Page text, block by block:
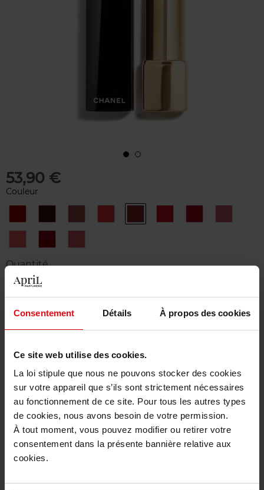
Consentement Détails À propos des cookies
Ce site web utilise des cookies.
La loi stipule que nous ne pouvons stocker des cookies
sur votre appareil que s’ils sont strictement nécessaires
au fonctionnement de ce site. Pour tous les autres types
de cookies, nous avons besoin de votre permission.
À tout moment, vous pouvez modifier ou retirer votre
consentement dans la présente bannière relative aux
cookies.
53,90 €
Couleur
PASSIONROUGE
NOIR
ÉNIGMATIQUEINSAISISSABLE
ROUGEARDENTEINDÉPENDANTE
NEW
SÉDUISANTE
PIRATEBRÛLANT
Quantité
1
Etre prévenu de la disponibilité
Livraison gratuite à partir de 50€
Retour gratuit dans votre magasin
Description